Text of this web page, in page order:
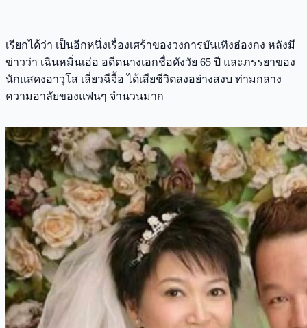
เรียกได้ว่า เป็นอีกหนึ่งเรื่องเศร้าของวงการบันเทิงฮ่องกง หลังมี
ข่าวว่า เฉินหมิ่นเอ๋อ อดีตนางเอกชื่อดังวัย 65 ปี และภรรยาของ
นักแสดงอาวุโส เลี่ยวฉีจื้อ ได้เสียชีวิตลงอย่างสงบ ท่ามกลาง
ความอาลัยของแฟนๆ จำนวนมาก